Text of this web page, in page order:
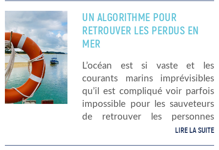
moins alarmante ? « Jour du […]
UN ALGORITHME POUR
RETROUVER LES PERDUS EN
MER
L’océan est si vaste et les
courants marins imprévisibles
qu’il est compliqué voir parfois
impossible pour les sauveteurs
de retrouver les personnes
perdues dans l’océan…
LIRE LA SUITE